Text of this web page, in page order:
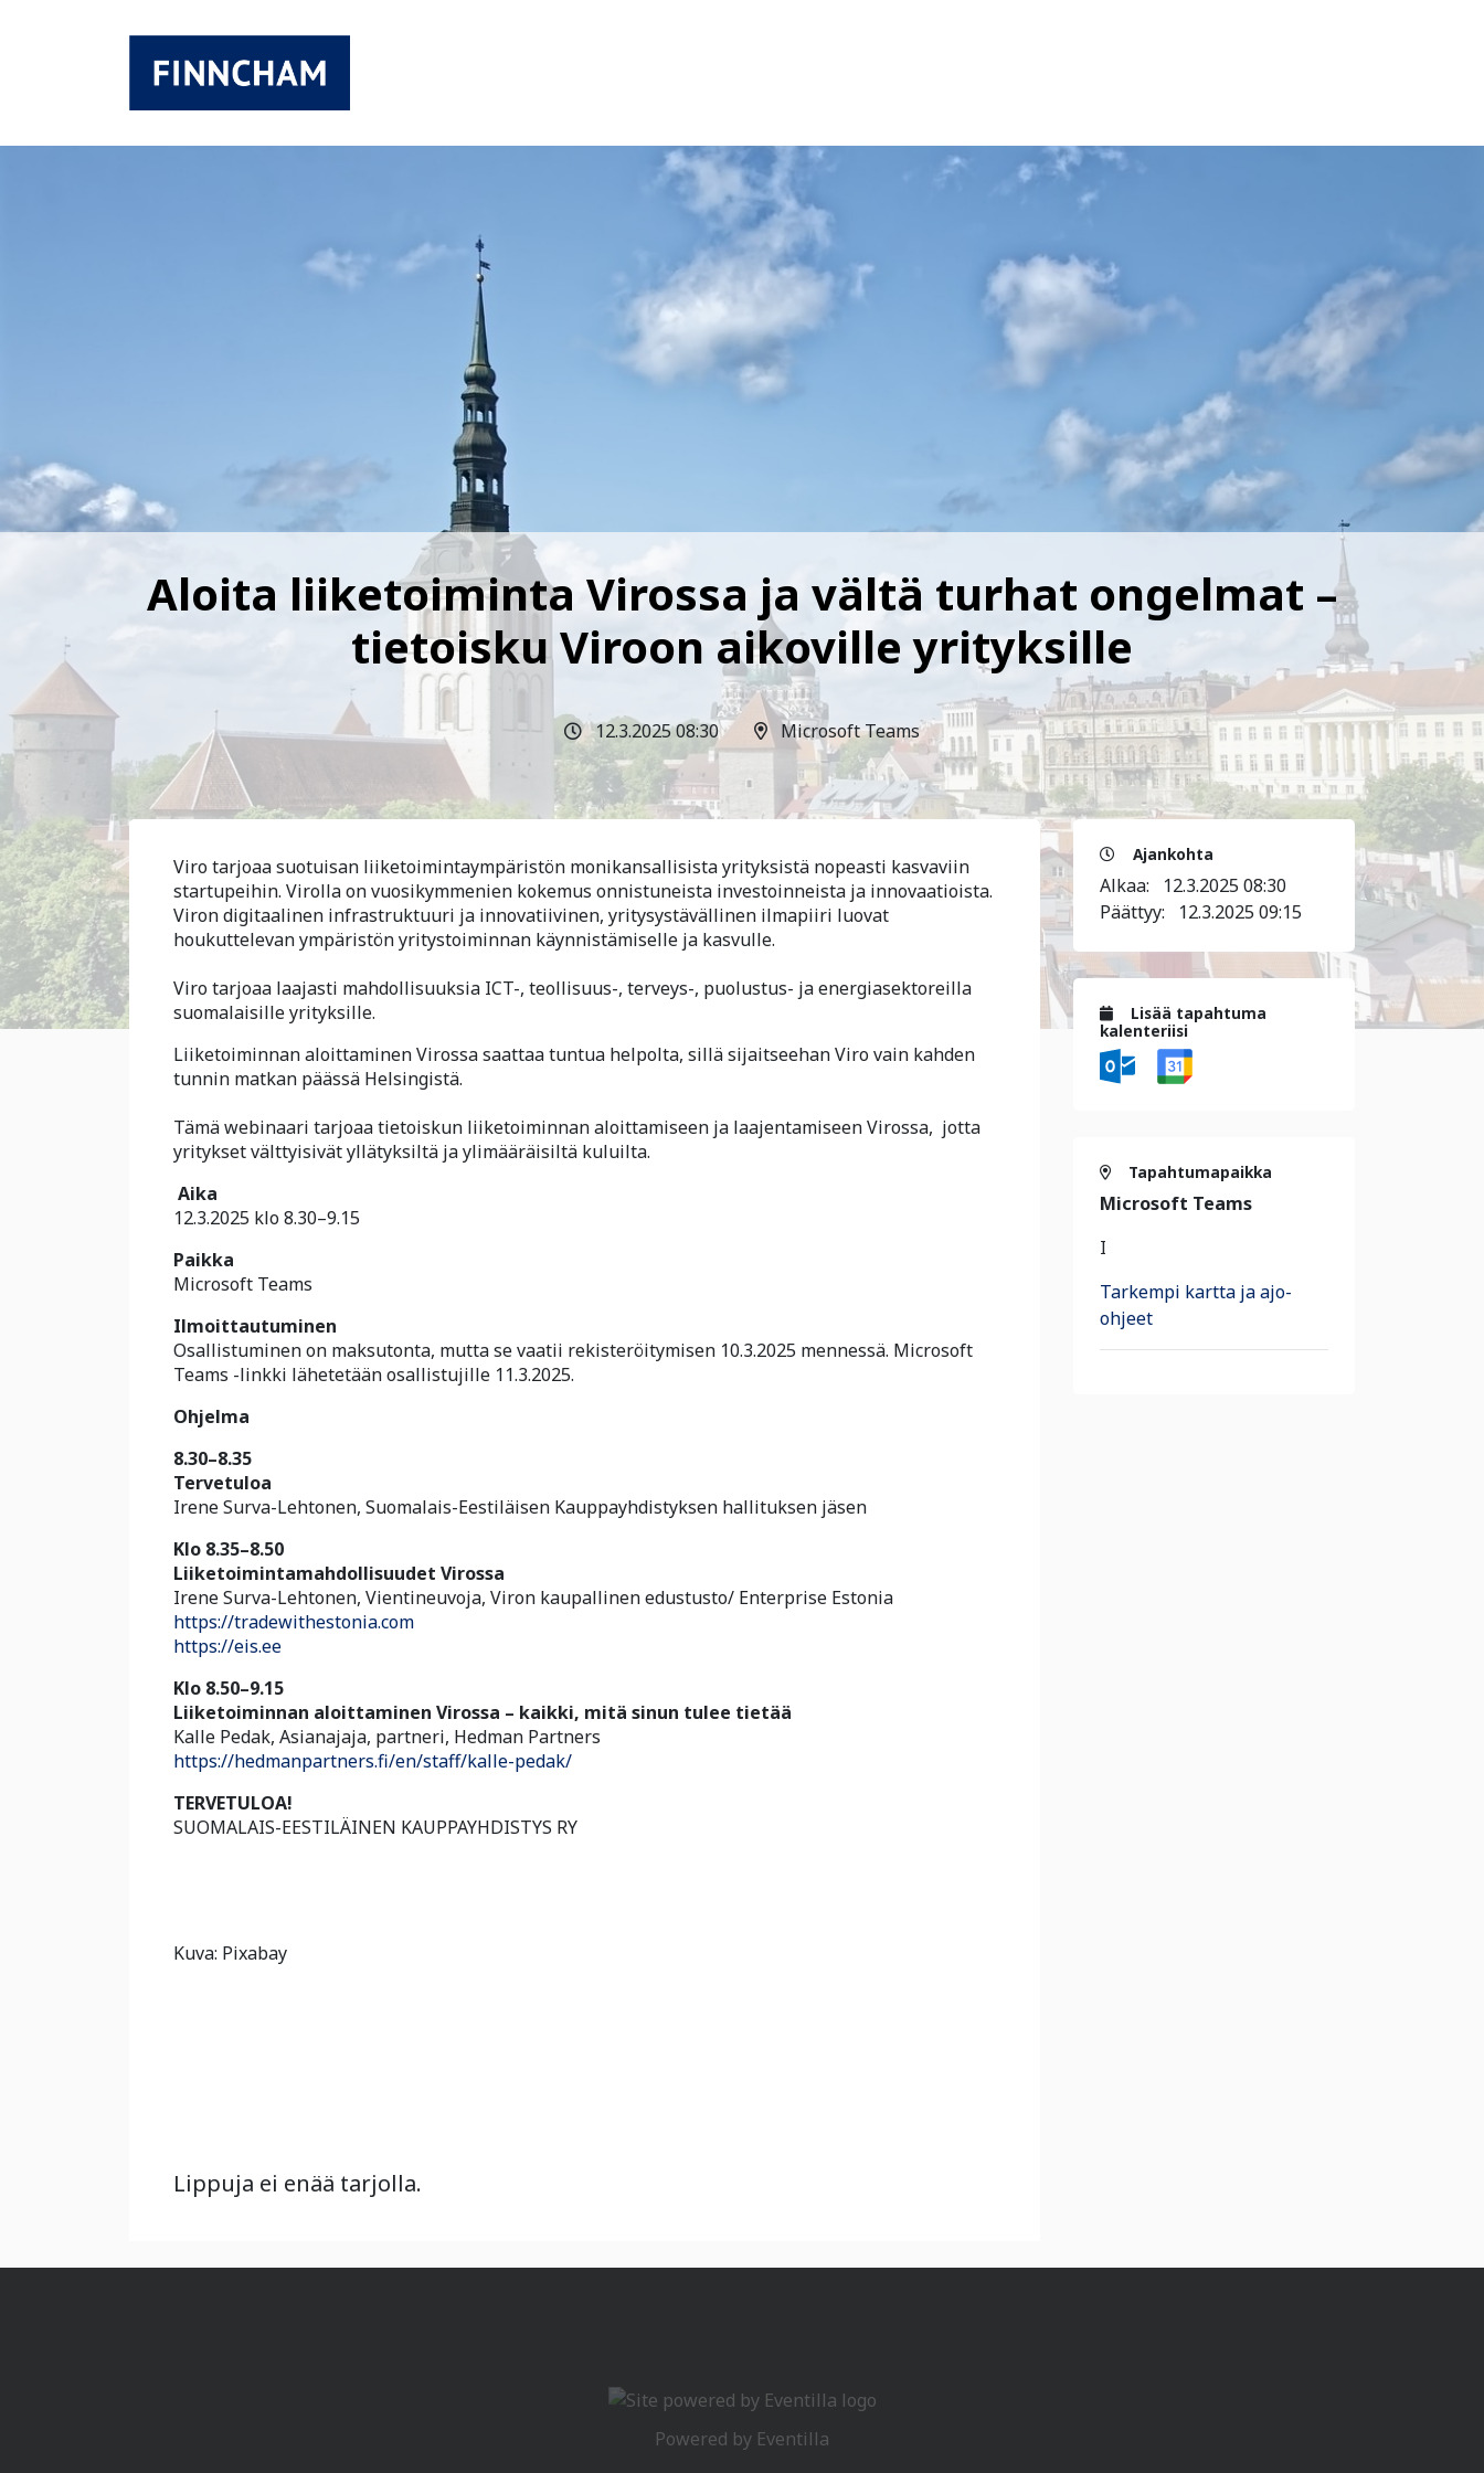
Aloita liiketoiminta Virossa ja vältä turhat ongelmat –
tietoisku Viroon aikoville yrityksille
12.3.2025 08:30 Microsoft Teams
Viro tarjoaa suotuisan liiketoimintaympäristön monikansallisista yrityksistä nopeasti kasvaviin
startupeihin. Virolla on vuosikymmenien kokemus onnistuneista investoinneista ja innovaatioista.
Viron digitaalinen infrastruktuuri ja innovatiivinen, yritysystävällinen ilmapiiri luovat
houkuttelevan ympäristön yritystoiminnan käynnistämiselle ja kasvulle.
Viro tarjoaa laajasti mahdollisuuksia ICT-, teollisuus-, terveys-, puolustus- ja energiasektoreilla
suomalaisille yrityksille.
Liiketoiminnan aloittaminen Virossa saattaa tuntua helpolta, sillä sijaitseehan Viro vain kahden
tunnin matkan päässä Helsingistä.
Tämä webinaari tarjoaa tietoiskun liiketoiminnan aloittamiseen ja laajentamiseen Virossa, jotta
yritykset välttyisivät yllätyksiltä ja ylimääräisiltä kuluilta.
Aika
12.3.2025 klo 8.30–9.15
Paikka
Microsoft Teams
Ilmoittautuminen
Osallistuminen on maksutonta, mutta se vaatii rekisteröitymisen 10.3.2025 mennessä. Microsoft
Teams -linkki lähetetään osallistujille 11.3.2025.
Ohjelma
8.30–8.35
Tervetuloa
Irene Surva-Lehtonen, Suomalais-Eestiläisen Kauppayhdistyksen hallituksen jäsen
Klo 8.35–8.50
Liiketoimintamahdollisuudet Virossa
Irene Surva-Lehtonen, Vientineuvoja, Viron kaupallinen edustusto/ Enterprise Estonia
https://tradewithestonia.com
https://eis.ee
Klo 8.50–9.15
Liiketoiminnan aloittaminen Virossa – kaikki, mitä sinun tulee tietää
Kalle Pedak, Asianajaja, partneri, Hedman Partners
https://hedmanpartners.fi/en/staff/kalle-pedak/
TERVETULOA!
SUOMALAIS-EESTILÄINEN KAUPPAYHDISTYS RY
Kuva: Pixabay
Lippuja ei enää tarjolla.
Ajankohta
Alkaa: 12.3.2025 08:30
Päättyy: 12.3.2025 09:15
Lisää tapahtuma
kalenteriisi
Tapahtumapaikka
Microsoft Teams
I
Tarkempi kartta ja ajo-
ohjeet
Powered by Eventilla